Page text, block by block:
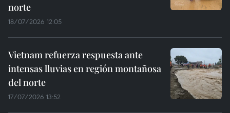
norte
18/07/2026 12:05
Vietnam refuerza respuesta ante
intensas lluvias en región montañosa
del norte
17/07/2026 13:52